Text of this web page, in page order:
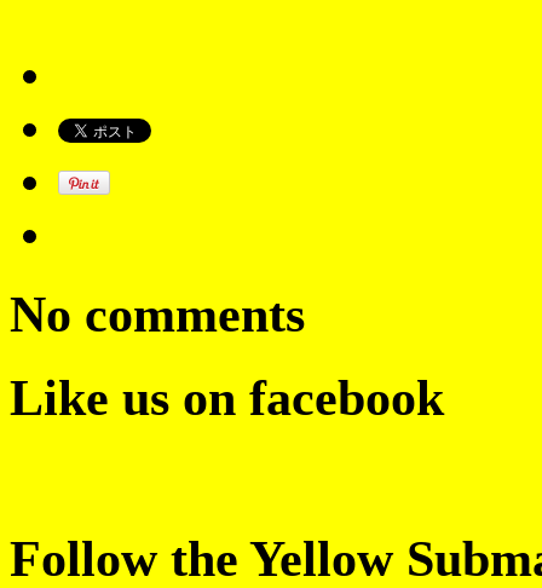
No comments
Like us on facebook
Follow the Yellow